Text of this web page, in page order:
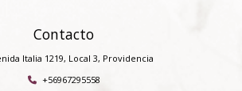
Contacto
Italia 1219, Local 3, Providencia
+56967295558